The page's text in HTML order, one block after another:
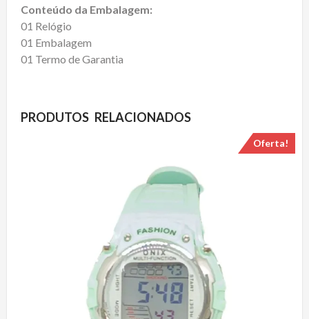
Conteúdo da Embalagem:
01 Relógio
01 Embalagem
01 Termo de Garantia
PRODUTOS RELACIONADOS
Oferta!